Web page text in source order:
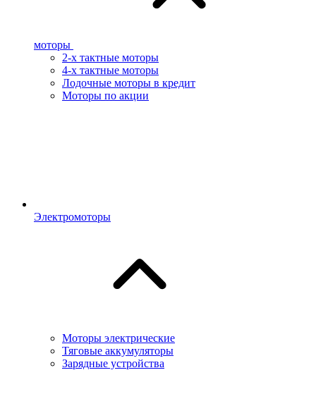
моторы
2-х тактные моторы
4-х тактные моторы
Лодочные моторы в кредит
Моторы по акции
Электромоторы
Моторы электрические
Тяговые аккумуляторы
Зарядные устройства